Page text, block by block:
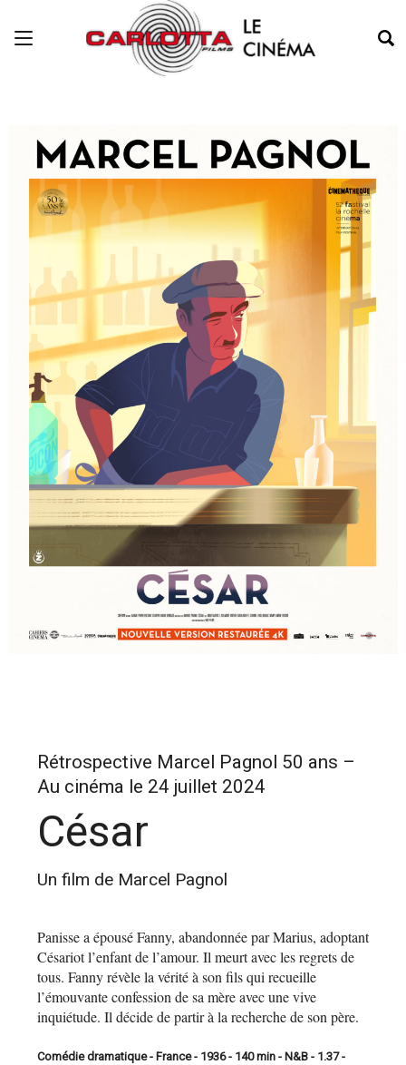
Rétrospective Marcel Pagnol 50 ans –
Au cinéma le 24 juillet 2024
César
Un film de Marcel Pagnol
Panisse a épousé Fanny, abandonnée par Marius, adoptant
Césariot l’enfant de l’amour. Il meurt avec les regrets de
tous. Fanny révèle la vérité à son fils qui recueille
l’émouvante confession de sa mère avec une vive
inquiétude. Il décide de partir à la recherche de son père.
Comédie dramatique - France - 1936 - 140 min - N&B - 1.37 -